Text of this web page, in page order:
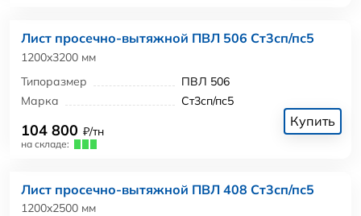
Лист просечно-вытяжной ПВЛ 506 Ст3сп/пс5
1200x3200 мм
Типоразмер
ПВЛ 506
Марка
Ст3сп/пс5
104 800 ₽/тн
на складе:
Купить
Лист просечно-вытяжной ПВЛ 408 Ст3сп/пс5
1200x2500 мм